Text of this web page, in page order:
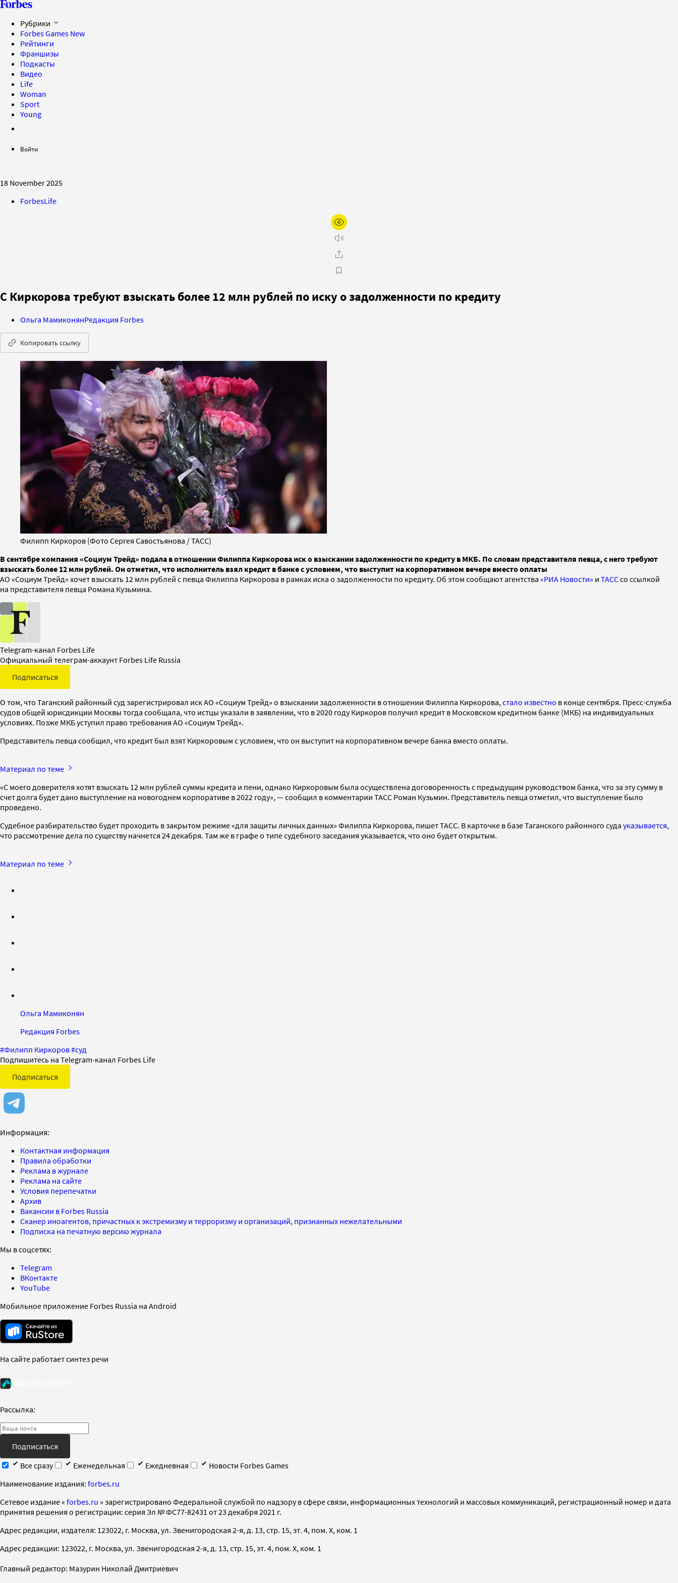
Рубрики
Forbes Games New
Рейтинги
Франшизы
Подкасты
Видео
Life
Woman
Sport
Young
Войти
18 November 2025
ForbesLife
С Киркорова требуют взыскать более 12 млн рублей по иску о задолженности по кредиту
Ольга МамиконянРедакция Forbes
Копировать ссылку
Филипп Киркоров (Фото Сергея Савостьянова / ТАСС)
В сентябре компания «Социум Трейд» подала в отношении Филиппа Киркорова иск о взыскании задолженности по кредиту в МКБ. По словам представителя певца, с него требуют
взыскать более 12 млн рублей. Он отметил, что исполнитель взял кредит в банке с условием, что выступит на корпоративном вечере вместо оплаты
АО «Социум Трейд» хочет взыскать 12 млн рублей с певца Филиппа Киркорова в рамках иска о задолженности по кредиту. Об этом сообщают агентства «РИА Новости» и ТАССсо ссылкой
на представителя певца Романа Кузьмина.
Telegram-канал Forbes Life
Официальный телеграм-аккаунт Forbes Life Russia
Подписаться
О том, что Таганский районный суд зарегистрировал иск АО «Социум Трейд» о взыскании задолженности в отношении Филиппа Киркорова, стало известно в конце сентября. Пресс-служба
судов общей юрисдикции Москвы тогда сообщала, что истцы указали в заявлении, что в 2020 году Киркоров получил кредит в Московском кредитном банке (МКБ) на индивидуальных
условиях. Позже МКБ уступил право требования АО «Социум Трейд».
Представитель певца сообщил, что кредит был взят Киркоровым с условием, что он выступит на корпоративном вечере банка вместо оплаты.
Материал по теме
«С моего доверителя хотят взыскать 12 млн рублей суммы кредита и пени, однако Киркоровым была осуществлена договоренность с предыдущим руководством банка, что за эту сумму в
счет долга будет дано выступление на новогоднем корпоративе в 2022 году», — сообщил в комментарии ТАСС Роман Кузьмин. Представитель певца отметил, что выступление было
проведено.
Судебное разбирательство будет проходить в закрытом режиме «для защиты личных данных» Филиппа Киркорова, пишет ТАСС. В карточке в базе Таганского районного суда указывается,
что рассмотрение дела по существу начнется 24 декабря. Там же в графе о типе судебного заседания указывается, что оно будет открытым.
Материал по теме
Ольга Мамиконян
Редакция Forbes
#Филипп Киркоров#суд
Подпишитесь на Telegram-канал Forbes Life
Подписаться
Информация:
Контактная информация
Правила обработки
Реклама в журнале
Реклама на сайте
Условия перепечатки
Архив
Вакансии в Forbes Russia
Сканер иноагентов, причастных к экстремизму и терроризму и организаций, признанных нежелательными
Подписка на печатную версию журнала
Мы в соцсетях:
Telegram
ВКонтакте
YouTube
Мобильное приложение Forbes Russia на Android
На сайте работает синтез речи
Рассылка:
Подписаться
Все сразу
Еженедельная Ежедневная
Новости Forbes Games
Наименование издания: forbes.ru
Cетевое издание « forbes.ru » зарегистрировано Федеральной службой по надзору в сфере связи, информационных технологий и массовых коммуникаций, регистрационный номер и дата
принятия решения о регистрации: серия Эл № ФС77-82431 от 23 декабря 2021 г.
Адрес редакции, издателя: 123022, г. Москва, ул. Звенигородская 2-я, д. 13, стр. 15, эт. 4, пом. X, ком. 1
Адрес редакции: 123022, г. Москва, ул. Звенигородская 2-я, д. 13, стр. 15, эт. 4, пом. X, ком. 1
Главный редактор: Мазурин Николай Дмитриевич